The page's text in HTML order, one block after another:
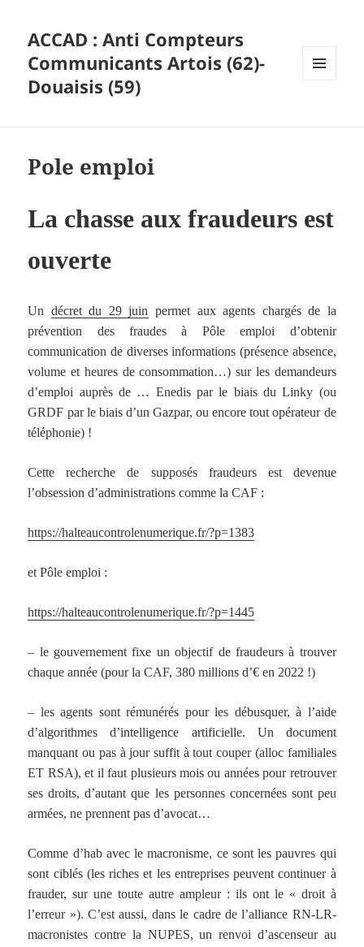
ACCAD : Anti Compteurs
Communicants Artois (62)-
Douaisis (59)
Pole emploi
La chasse aux fraudeurs est
ouverte
Un décret du 29 juin permet aux agents chargés de la
prévention des fraudes à Pôle emploi d’obtenir
communication de diverses informations (présence absence,
volume et heures de consommation…) sur les demandeurs
d’emploi auprès de … Enedis par le biais du Linky (ou
GRDF par le biais d’un Gazpar, ou encore tout opérateur de
téléphonie) !
Cette recherche de supposés fraudeurs est devenue
l’obsession d’administrations comme la CAF :
https://halteaucontrolenumerique.fr/?p=1383
et Pôle emploi :
https://halteaucontrolenumerique.fr/?p=1445
– le gouvernement fixe un objectif de fraudeurs à trouver
chaque année (pour la CAF, 380 millions d’€ en 2022 !)
– les agents sont rémunérés pour les débusquer, à l’aide
d’algorithmes d’intelligence artificielle. Un document
manquant ou pas à jour suffit à tout couper (alloc familiales
ET RSA), et il faut plusieurs mois ou années pour retrouver
ses droits, d’autant que les personnes concernées sont peu
armées, ne prennent pas d’avocat…
Comme d’hab avec le macronisme, ce sont les pauvres qui
sont ciblés (les riches et les entreprises peuvent continuer à
frauder, sur une toute autre ampleur : ils ont le « droit à
l’erreur »). C’est aussi, dans le cadre de l’alliance RN-LR-
macronistes contre la NUPES, un renvoi d’ascenseur au